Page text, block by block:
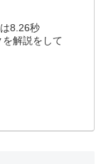
8.26秒
解説をして